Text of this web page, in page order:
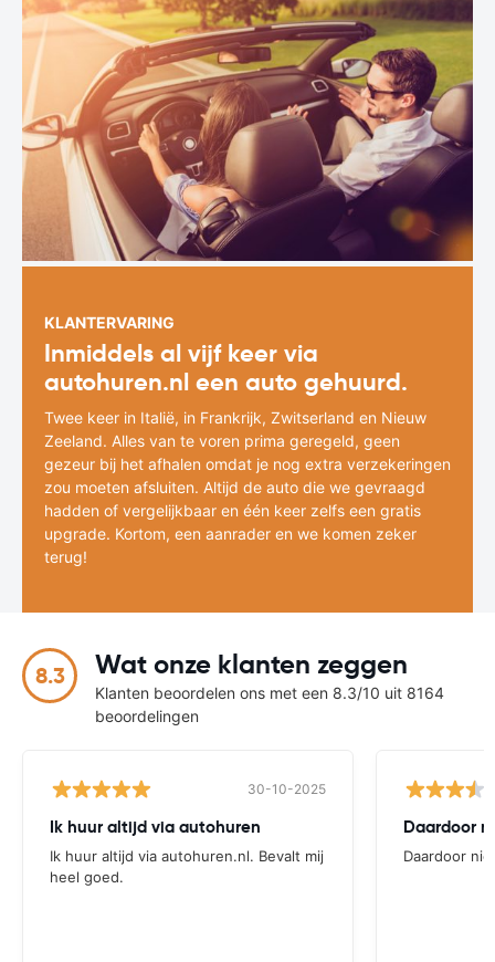
KLANTERVARING
Inmiddels al vijf keer via
autohuren.nl een auto gehuurd.
Twee keer in Italië, in Frankrijk, Zwitserland en Nieuw
Zeeland. Alles van te voren prima geregeld, geen
gezeur bij het afhalen omdat je nog extra verzekeringen
zou moeten afsluiten. Altijd de auto die we gevraagd
hadden of vergelijkbaar en één keer zelfs een gratis
upgrade. Kortom, een aanrader en we komen zeker
terug!
8.3 Wat onze klanten zeggen
Klanten beoordelen ons met een 8.3/10 uit 8164
beoordelingen
30-10-2025
Ik huur altijd via autohuren
Ik huur altijd via autohuren.nl. Bevalt mij
heel goed.
Daardoor